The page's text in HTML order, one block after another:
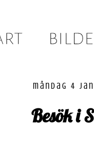
måndag 4
Besök i